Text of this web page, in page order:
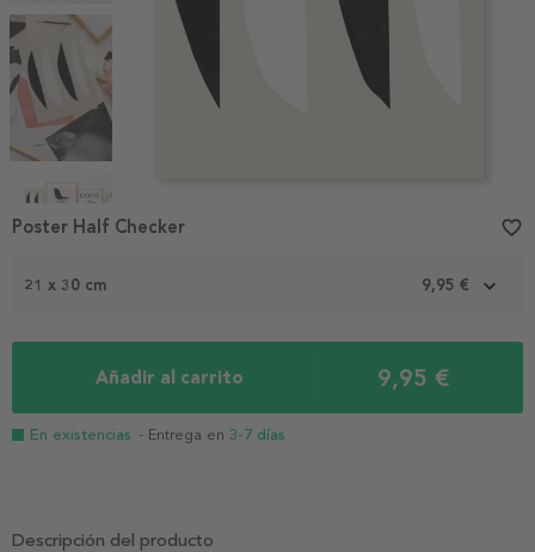
Item
1
21 x 30 cm 9,95 €
Añadir al carrito 9,95 €
En existencias - Entrega en 3-7 días
Poster Half Checker favorite_border
Descripción del producto